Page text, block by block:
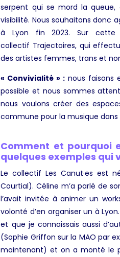
serpent qui se mord la queue,
visibilité. Nous souhaitons donc
à Lyon fin 2023. Sur cette
collectif Trajectoires, qui
des artistes femmes, trans et
« Convivialité » : nous faisons
possible et nous sommes
nous voulons créer des
commune pour la musique
Comment et pourquoi
quelques exemples qui
Le collectif Les Canut·es est
Courtial). Céline m’a parlé de
l’avait invitée à animer un
volonté d’en organiser un à
et que je connaissais aussi
(Sophie Griffon sur la MAO par
maintenant) et on a monté le